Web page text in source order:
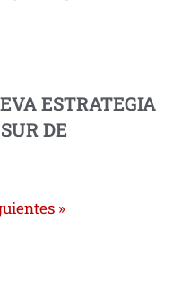
ESTRATEGIA
DE
»